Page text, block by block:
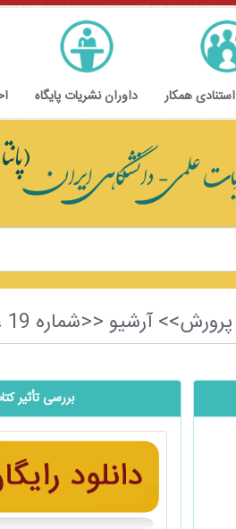
همکار داوران نشریات پایگاه
دوم ، سال اول ، تابستان 1403>>
بررسی تأثیر